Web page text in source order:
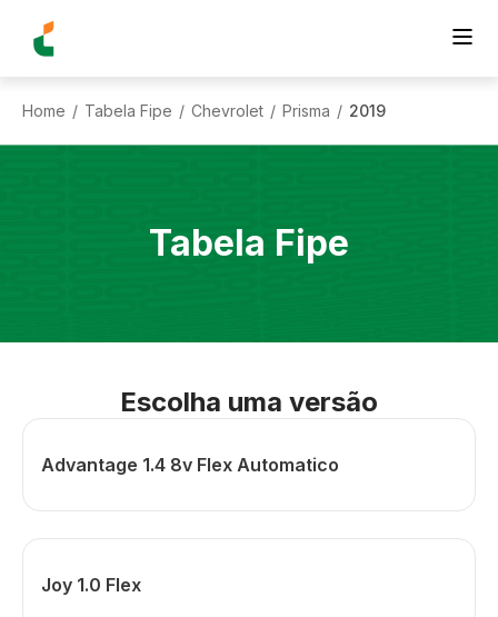
Home / Tabela Fipe / Chevrolet / Prisma / 2019
Tabela Fipe
Escolha uma versão
Advantage 1.4 8v Flex Automatico
Joy 1.0 Flex